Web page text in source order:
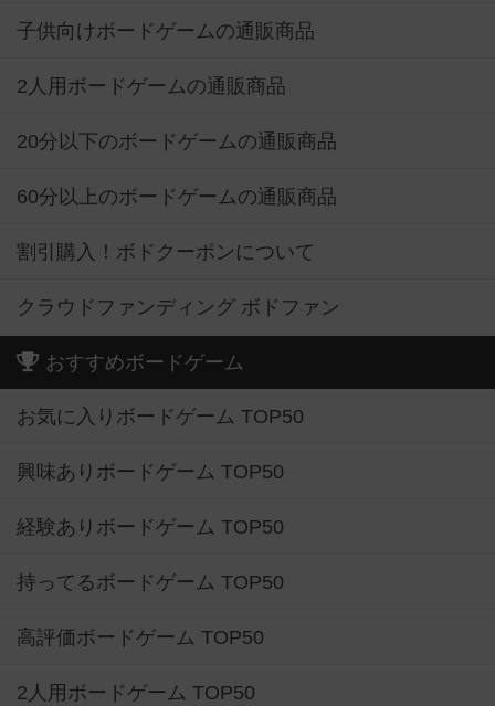
子供向けボードゲームの通販商品
2人用ボードゲームの通販商品
20分以下のボードゲームの通販商品
60分以上のボードゲームの通販商品
割引購入！ボドクーポンについて
クラウドファンディング ボドファン
おすすめボードゲーム
お気に入りボードゲーム TOP50
興味ありボードゲーム TOP50
経験ありボードゲーム TOP50
持ってるボードゲーム TOP50
高評価ボードゲーム TOP50
2人用ボードゲーム TOP50